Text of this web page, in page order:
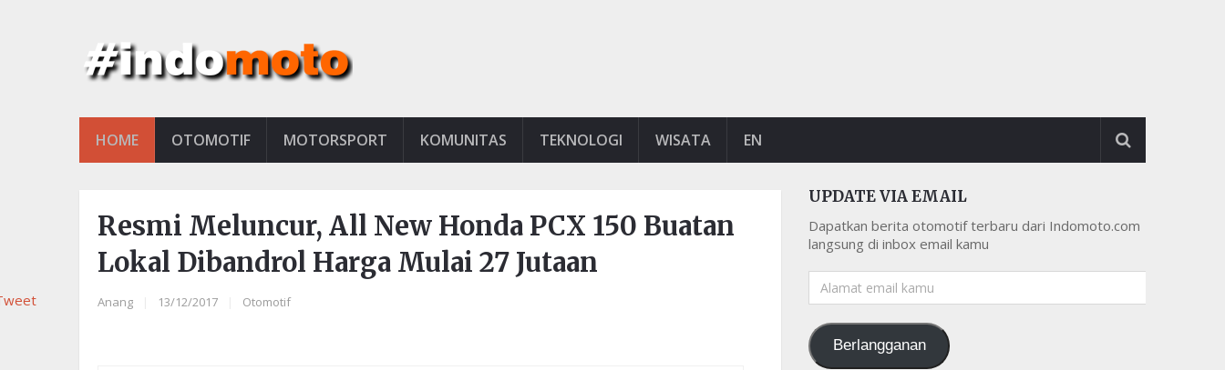
HOME OTOMOTIF MOTORSPORT KOMUNITAS TEKNOLOGI WISATA EN
Resmi Meluncur, All New Honda PCX 150 Buatan
Lokal Dibandrol Harga Mulai 27 Jutaan
Anang 13/12/2017 Otomotif
UPDATE VIA EMAIL
Dapatkan berita otomotif terbaru dari Indomoto.com
langsung di inbox email kamu
Alamat
email
Berlangganan